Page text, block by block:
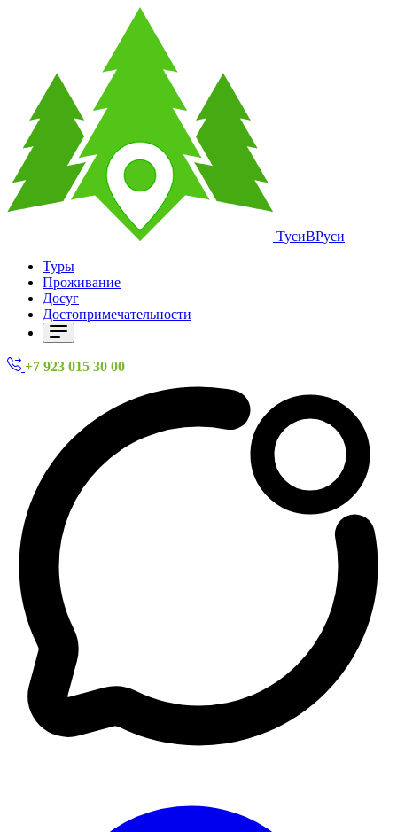
ТусиВРуси
Туры
Проживание
Досуг
Достопримечательности
+7 923 015 30 00